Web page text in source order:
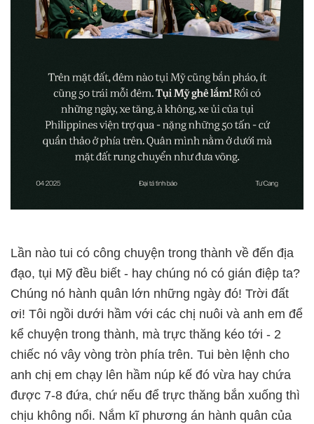
Lần nào tui có công chuyện trong thành về đến địa
đạo, tụi Mỹ đều biết - hay chúng nó có gián điệp ta?
Chúng nó hành quân lớn những ngày đó! Trời đất
ơi! Tôi ngồi dưới hầm với các chị nuôi và anh em để
kể chuyện trong thành, mà trực thăng kéo tới - 2
chiếc nó vây vòng tròn phía trên. Tui bèn lệnh cho
anh chị em chạy lên hầm núp kế đó vừa hay chứa
được 7-8 đứa, chứ nếu để trực thăng bắn xuống thì
chịu không nổi. Nắm kĩ phương án hành quân của